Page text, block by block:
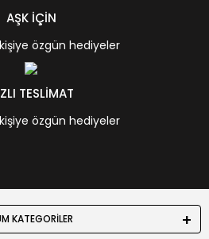
AŞK İÇİN
özgün hediyeler
TESLİMAT
özgün hediyeler
KATEGORİLER